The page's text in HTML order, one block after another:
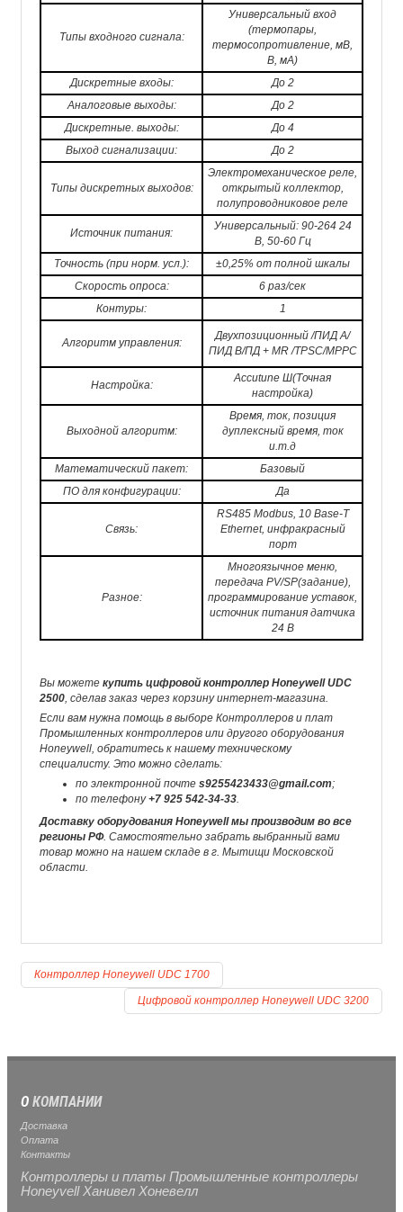
Типы входного сигнала:
Универсальный вход
(термопары,
термосопротивление, мВ,
В, мА)
Дискретные входы:
До 2
Аналоговые выходы:
До 2
Дискретные. выходы:
До 4
Выход сигнализации:
До 2
Типы дискретных выходов:
Электромеханическое реле,
открытый коллектор,
полупроводниковое реле
Источник питания:
Универсальный: 90-264 24
В, 50-60 Гц
Точность (при норм. усл.):
±0,25% от полной шкалы
Скорость опроса:
6 раз/сек
Контуры:
1
Алгоритм управления:
Двухпозиционный /ПИД А/
ПИД В/ПД + MR /TPSC/MPPC
Настройка:
Accutune Ш(Точная
настройка)
Выходной алгоритм:
Время, ток, позиция
дуплексный время, ток
и.т.д
Математический пакет:
Базовый
ПО для конфигурации:
Да
Связь:
RS485 Modbus, 10 Base-T
Ethernet, инфракрасный
порт
Разное:
Многоязычное меню,
передача PV/SP(задание),
программирование уставок,
источник питания датчика
24 В
Вы можете купить цифровой контроллер Honeywell UDC
2500 , сделав заказ через корзину интернет-магазина.
Если вам нужна помощь в выборе Контроллеров и плат
Промышленных контроллеров или другого оборудования
Honeywell, обратитесь к нашему техническому
специалисту. Это можно сделать:
по электронной почте s9255423433@gmail.com;
по телефону+7 925 542-34-33
Доставку оборудования Honeywell мы производим во все
регионы РФ. Самостоятельно забрать выбранный вами
товар можно на нашем складе в г. Мытищи Московской
области.
Контроллер Honeywell UDC 1700
Цифровой контроллер Honeywell UDC 3200
О КОМПАНИИ
Доставка
Оплата
Контакты
Контроллеры и платы Промышленные контроллеры
Honeyvell Ханивел Хоневелл